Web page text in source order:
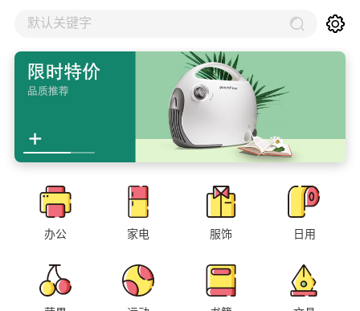
默认关键字
办公 家电 服饰 日用